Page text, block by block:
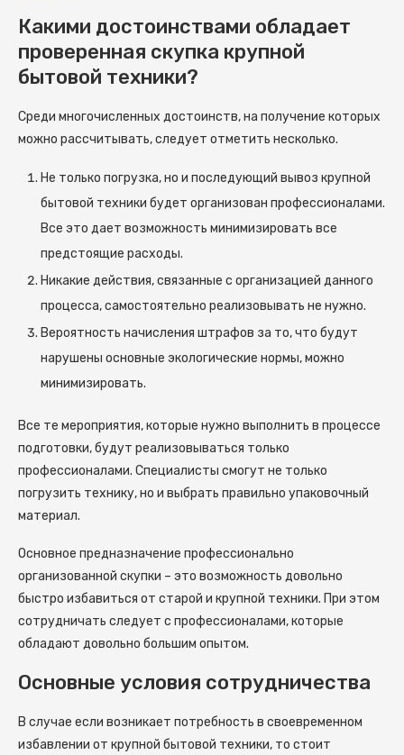
Какими достоинствами обладает
проверенная скупка крупной
бытовой техники?
Среди многочисленных достоинств, на получение которых
можно рассчитывать, следует отметить несколько.
Не только погрузка, но и последующий вывоз крупной
бытовой техники будет организован профессионалами.
Все это дает возможность минимизировать все
предстоящие расходы.
Никакие действия, связанные с организацией данного
процесса, самостоятельно реализовывать не нужно.
Вероятность начисления штрафов за то, что будут
нарушены основные экологические нормы, можно
минимизировать.
Все те мероприятия, которые нужно выполнить в процессе
подготовки, будут реализовываться только
профессионалами. Специалисты смогут не только
погрузить технику, но и выбрать правильно упаковочный
материал.
Основное предназначение профессионально
организованной скупки – это возможность довольно
быстро избавиться от старой и крупной техники. При этом
сотрудничать следует с профессионалами, которые
обладают довольно большим опытом.
Основные условия сотрудничества
В случае если возникает потребность в своевременном
избавлении от крупной бытовой техники, то стоит